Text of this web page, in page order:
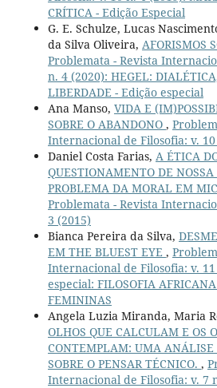
CRÍTICA - Edição Especial
G. E. Schulze, Lucas
da Silva Oliveira, AFORISMOS
Problemata - Revista
n. 4 (2020): HEGEL:
LIBERDADE - Edição especial
Ana Manso, VIDA E
SOBRE O ABANDONO ,
Internacional de Filosofia: v.
Daniel Costa Farias, A ÉTICA
QUESTIONAMENTO DE
PROBLEMA DA MORAL EM
Problemata - Revista
3 (2015)
Bianca Pereira da Silva,
EM THE BLUEST EYE ,
Internacional de Filosofia: v.
especial: FILOSOFIA AFRICANA
FEMININAS
Angela Luzia Miranda, Maria
OLHOS QUE CALCULAM E OS
CONTEMPLAM: UMA ANÁLISE
SOBRE O PENSAR TÉCNICO. ,
Internacional de Filosofia: v. 7